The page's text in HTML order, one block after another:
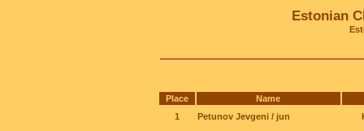
Estonian
Place
Name
1
Petunov Jevgeni / jun